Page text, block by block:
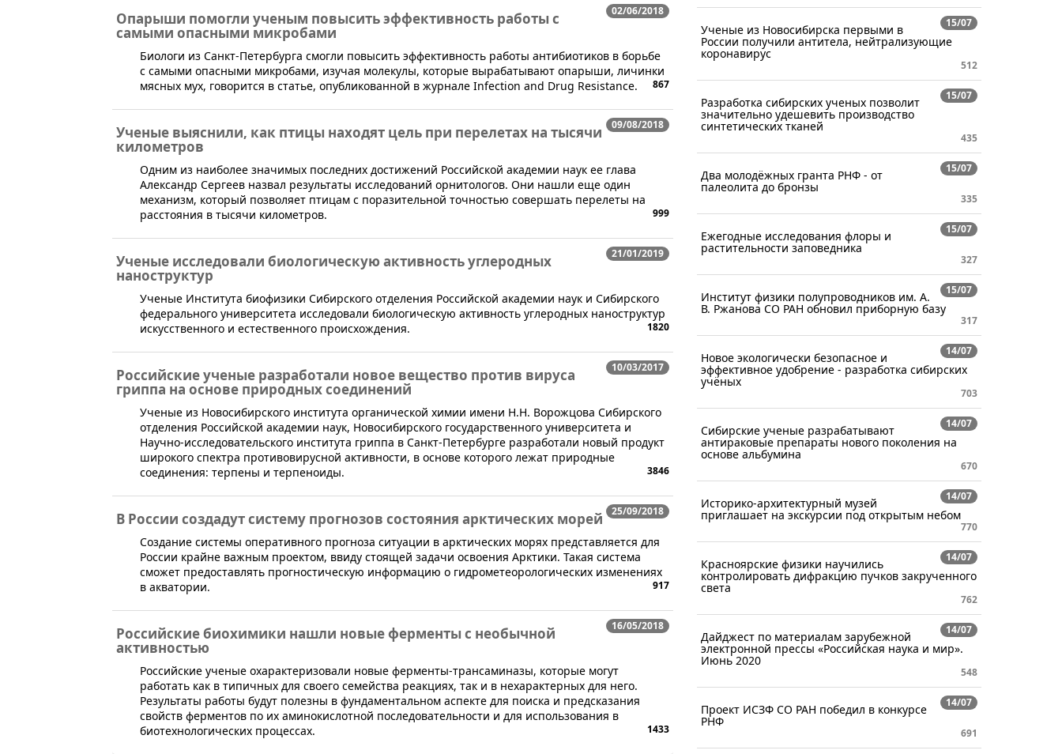
02/06/2018
Опарыши помогли ученым повысить эффективность работы с
самыми опасными микробами
​Биологи из Санкт-Петербурга смогли повысить эффективность работы антибиотиков в борьбе
с самыми опасными микробами, изучая молекулы, которые вырабатывают опарыши, личинки
мясных мух, говорится в статье, опубликованной в журнале Infection and Drug Resistance.
867
09/08/2018
Ученые выяснили, как птицы находят цель при перелетах на тысячи
километров
​Одним из наиболее значимых последних достижений Российской академии наук ее глава
Александр Сергеев назвал результаты исследований орнитологов. Они нашли еще один
механизм, который позволяет птицам с поразительной точностью совершать перелеты на
расстояния в тысячи километров.
999
21/01/2019
Ученые исследовали биологическую активность углеродных
наноструктур
​​Ученые Института биофизики Сибирского отделения Российской академии наук и Сибирского
федерального университета исследовали биологическую активность углеродных наноструктур
искусственного и естественного происхождения.
1820
10/03/2017
Российские ученые разработали новое вещество против вируса
гриппа на основе природных соединений
​Ученые из Новосибирского института органической химии имени Н.Н. Ворожцова Сибирского
отделения Российской академии наук, Новосибирского государственного университета и
Научно-исследовательского института гриппа в Санкт-Петербурге разработали новый продукт
широкого спектра противовирусной активности, в основе которого лежат природные
соединения: терпены и терпеноиды.
3846
25/09/2018
В России создадут систему прогнозов состояния арктических морей
​Создание системы оперативного прогноза ситуации в арктических морях представляется для
России крайне важным проектом, ввиду стоящей задачи освоения Арктики. Такая система
сможет предоставлять прогностическую информацию о гидрометеорологических изменениях
в акватории.
917
16/05/2018
Российские биохимики нашли новые ферменты с необычной
активностью
​Российские ученые охарактеризовали новые ферменты-трансаминазы, которые могут
работать как в типичных для своего семейства реакциях, так и в нехарактерных для него.
Результаты работы будут полезны в фундаментальном аспекте для поиска и предсказания
свойств ферментов по их аминокислотной последовательности и для использования в
биотехнологических процессах.
1433
15/07
Ученые из Новосибирска первыми в
России получили антитела, нейтрализующие
коронавирус
512
15/07
Разработка сибирских ученых позволит
значительно удешевить производство
синтетических тканей
435
15/07
Два молодёжных гранта РНФ - от
палеолита до бронзы
335
15/07
Ежегодные исследования флоры и
растительности заповедника
327
15/07
Институт физики полупроводников им. А.
В. Ржанова СО РАН обновил приборную базу
317
14/07
Новое экологически безопасное и
эффективное удобрение - разработка сибирских
учёных
703
14/07
Сибирские ученые разрабатывают
антираковые препараты нового поколения на
основе альбумина
670
14/07
Историко-архитектурный музей
приглашает на экскурсии под открытым небом
770
14/07
Красноярские физики научились
контролировать дифракцию пучков закрученного
света
762
14/07
Дайджест по материалам зарубежной
электронной прессы «Российская наука и мир».
Июнь 2020
548
14/07
Проект ИСЗФ СО РАН победил в конкурсе
РНФ
691